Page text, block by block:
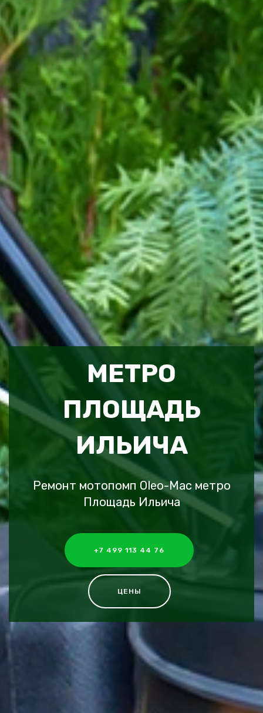
МЕТРО
ПЛОЩАДЬ
ИЛЬИЧА
Ремонт мотопомп Oleo-Mac метро
Площадь Ильича
+7 499 113 44 76
ЦЕНЫ